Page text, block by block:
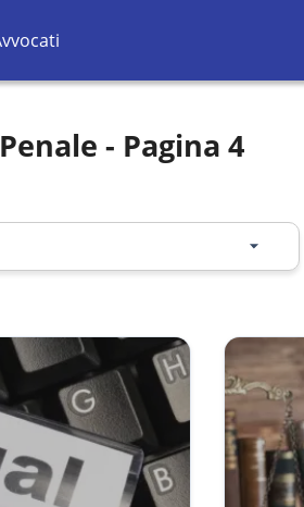
- Pagina 4